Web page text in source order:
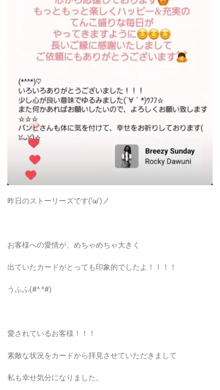
昨日のストーリーズです(‘ω’)ノ
お客様への愛情が、めちゃめちゃ大きく
出ていたカードがとっても印象的でしたよ！！！！
うふふ(#^.^#)
愛されているお客様！！！
素敵な状況をカードから拝見させていただきまして
私も幸せ気分になりました。